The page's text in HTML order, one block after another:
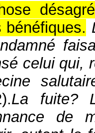
bénéfiques.
celui qui,
La fuite?
de